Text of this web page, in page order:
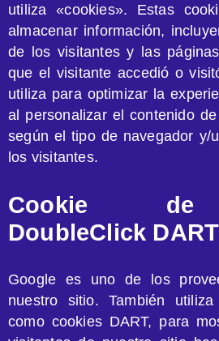
utiliza «cookies». Estas
almacenar información,
de los visitantes y las
que el visitante accedió o
utiliza para optimizar la
al personalizar el contenido
según el tipo de navegador y/
los visitantes.
Cookie de
DoubleClick DART
Google es uno de los
nuestro sitio. También
como cookies DART, para